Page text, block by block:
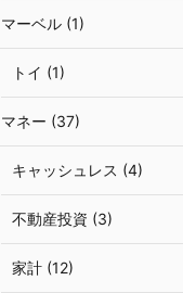
マーベル (1)
トイ (1)
マネー (37)
キャッシュレス (4)
不動産投資 (3)
家計 (12)